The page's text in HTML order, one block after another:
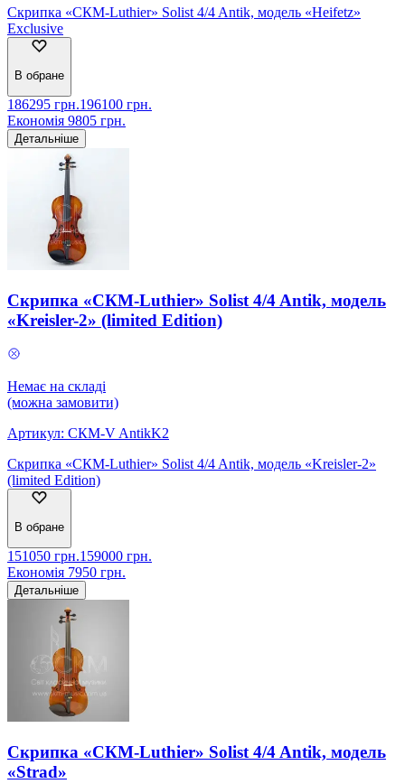
Скрипка «СКМ-Luthier» Solist 4/4 Antik, модель «Heifetz»
Exclusive
В обране
186295 грн.196100 грн.
Економія 9805 грн.
Детальніше
Скрипка «СКМ-Luthier» Solist 4/4 Antik, модель
«Kreisler-2» (limited Edition)
Немає на складі
(можна замовити)
Артикул: СКМ-V AntikK2
Скрипка «СКМ-Luthier» Solist 4/4 Antik, модель «Kreisler-2»
(limited Edition)
В обране
151050 грн.159000 грн.
Економія 7950 грн.
Детальніше
Скрипка «СКМ-Luthier» Solist 4/4 Antik, модель
«Strad»